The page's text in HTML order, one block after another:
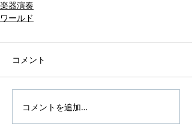
楽器演奏
ワールド
コメント
コメントを追加…